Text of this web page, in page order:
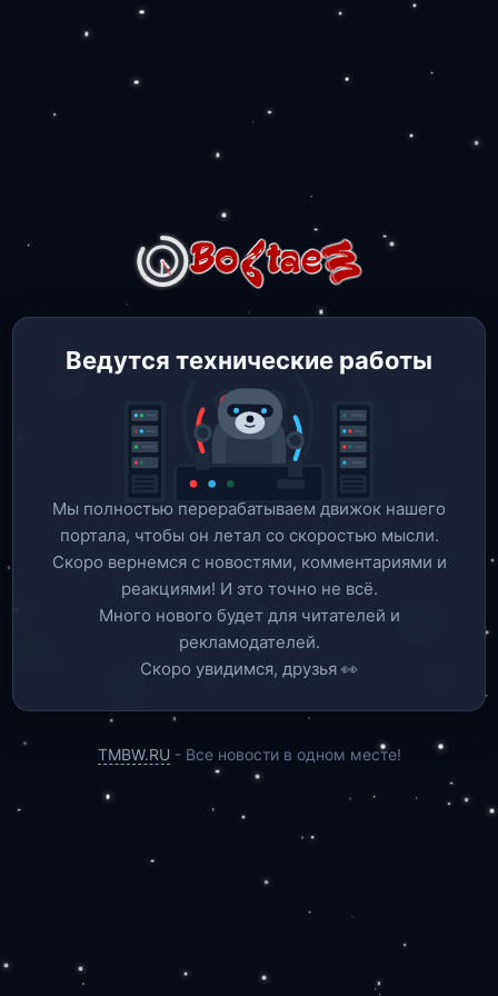
Ведутся технические работы
Мы полностью перерабатываем движок нашего
портала, чтобы он летал со скоростью мысли.
Скоро вернемся c новостями, комментариями и
реакциями! И это точно не всё.
Много нового будет для читателей и
рекламодателей.
Скоро увидимся, друзья 👀
TMBW.RU - Все новости в одном месте!